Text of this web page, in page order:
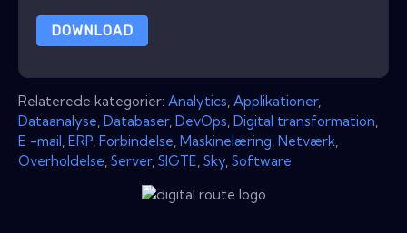
DOWNLOAD
Relaterede kategorier: Analytics Applikationer,
Dataanalyse Databaser, DevOps Digital transformation
E -mail ERP Forbindelse Maskinelæring Netværk
Overholdelse Server, SIGTE Sky Software